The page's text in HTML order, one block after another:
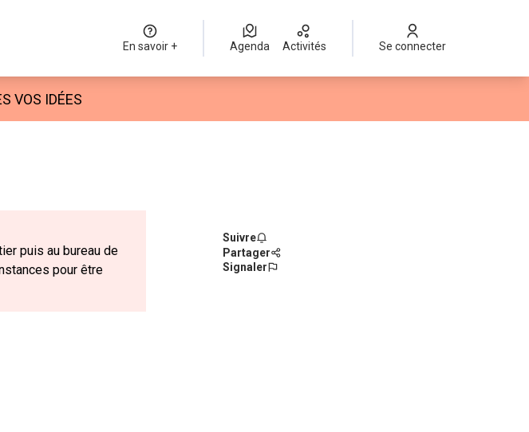
En savoir + Agenda Activités Se connecter
VOS IDÉES
puis au bureau de
pour être
Suivre
Partager
Signaler